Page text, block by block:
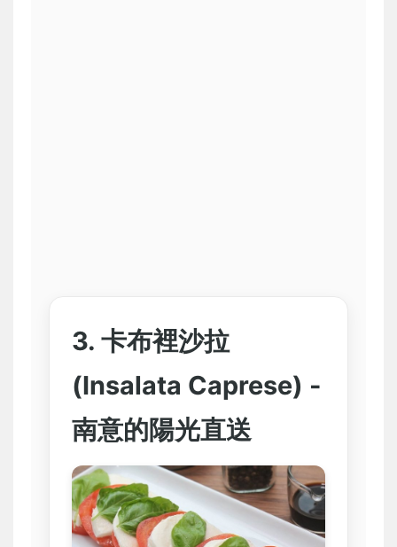
3. 卡布裡沙拉
(Insalata Caprese) -
南意的陽光直送